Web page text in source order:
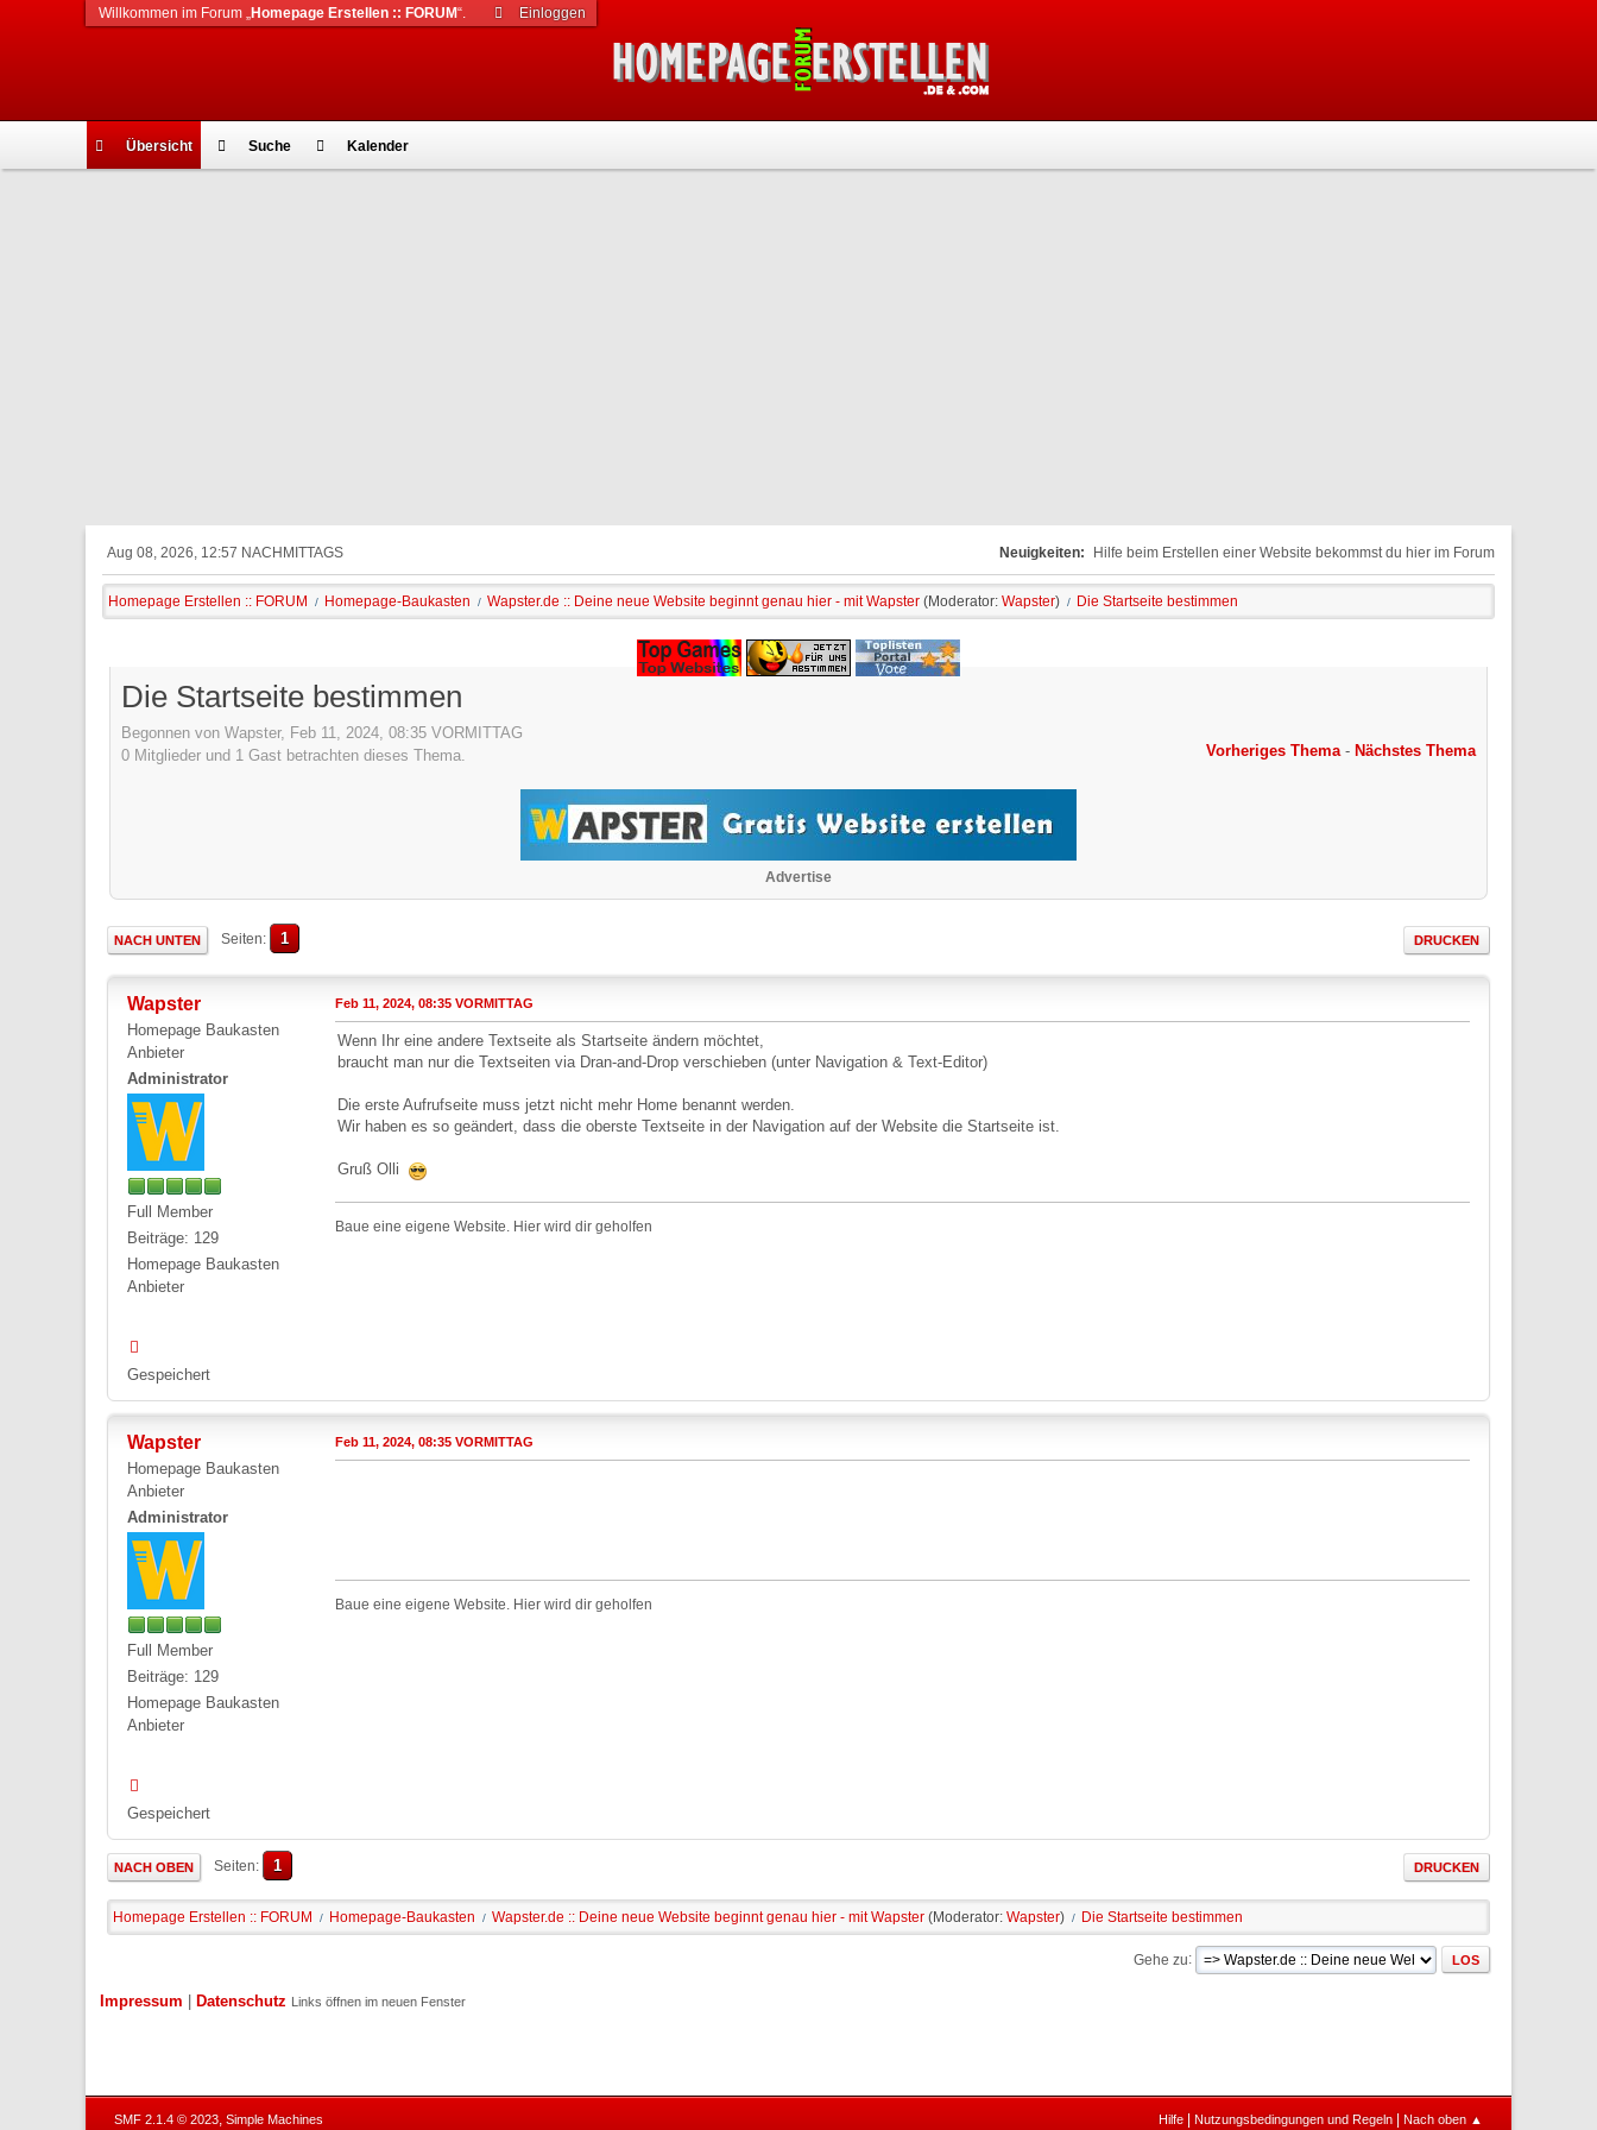
Übersicht Suche Kalender
Willkommen im Forum „Homepage Erstellen :: FORUM“. Einloggen
Aug 08, 2026, 12:57 NACHMITTAGS Neuigkeiten: Hilfe beim Erstellen einer Website bekommst du hier im Forum
Homepage Erstellen :: FORUM / Homepage-Baukasten / Wapster.de :: Deine neue Website beginnt genau hier - mit Wapster (Moderator: Wapster) / Die Startseite bestimmen
Die Startseite bestimmen
Begonnen von Wapster, Feb 11, 2024, 08:35 VORMITTAG
Vorheriges Thema - Nächstes Thema
0 Mitglieder und 1 Gast betrachten dieses Thema.
Advertise
DRUCKEN
NACH UNTEN Seiten 1
Wapster
Homepage Baukasten
Anbieter
Administrator
Full Member
Beiträge: 129
Homepage Baukasten
Anbieter
Gespeichert
Feb 11, 2024, 08:35 VORMITTAG
Wenn Ihr eine andere Textseite als Startseite ändern möchtet,
braucht man nur die Textseiten via Dran-and-Drop verschieben (unter Navigation & Text-Editor)
Die erste Aufrufseite muss jetzt nicht mehr Home benannt werden.
Wir haben es so geändert, dass die oberste Textseite in der Navigation auf der Website die Startseite ist.
Gruß Olli
Baue eine eigene Website. Hier wird dir geholfen
Wapster
Homepage Baukasten
Anbieter
Administrator
Full Member
Beiträge: 129
Homepage Baukasten
Anbieter
Gespeichert
Feb 11, 2024, 08:35 VORMITTAG
Baue eine eigene Website. Hier wird dir geholfen
DRUCKEN
NACH OBEN Seiten 1
Homepage Erstellen :: FORUM / Homepage-Baukasten / Wapster.de :: Deine neue Website beginnt genau hier - mit Wapster (Moderator: Wapster) / Die Startseite bestimmen
Gehe zu
Impressum Datenschutz Links öffnen im neuen Fenster
Hilfe Nutzungsbedingungen und Regeln Nach oben ▲
SMF 2.1.4 © 2023, Simple Machines